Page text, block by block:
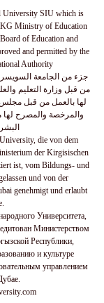
University SIU which is
KG Ministry of Education
of Education and
and permitted by the
Authority
جزء من الجامعة
من قبل وزارة التعليم
لها بالعمل من قبل مجلس
والمرخصة والمصرح لها
die von dem
der Kirgisischen
ist, vom Bildungs- und
und von der
genehmigt und erlaubt
Университета,
Министерством
Республики,
и культуре
управлением